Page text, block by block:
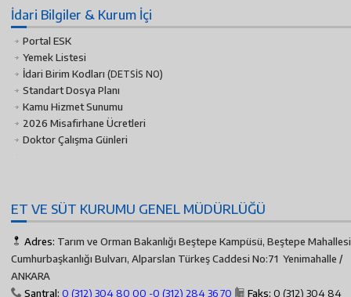
İdari Bilgiler & Kurum İçi
Portal ESK
Yemek Listesi
İdari Birim Kodları (DETSİS NO)
Standart Dosya Planı
Kamu Hizmet Sunumu
2026 Misafirhane Ücretleri
Doktor Çalışma Günleri
ET VE SÜT KURUMU GENEL MÜDÜRLÜĞÜ
Adres: Tarım ve Orman Bakanlığı Beştepe Kampüsü, Beştepe
Cumhurbaşkanlığı Bulvarı, Alparslan Türkeş Caddesi No:71 Yenimahalle /
ANKARA
Santral: 0 (312) 304 80 00 -0 (312) 284 36 70 Faks: 0 (312) 304 84